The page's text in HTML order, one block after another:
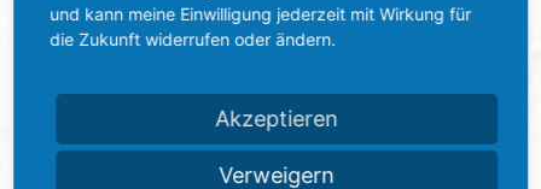
Tore:1:0 Thomalla (20.), 1:1 Jovanovic (84.)
und kann meine Einwilligung jederzeit mit Wirkung für
die Zukunft widerrufen oder ändern.
Akzeptieren
Verweigern